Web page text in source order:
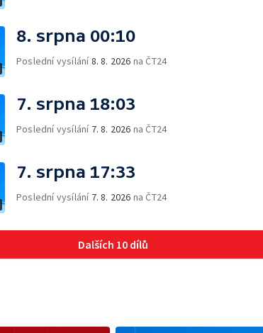
8. srpna 00:10
Poslední vysílání8. 8. 2026 na ČT24
7. srpna 18:03
Poslední vysílání 7. 8. 2026 na ČT24
7. srpna 17:33
Poslední vysílání 7. 8. 2026 na ČT24
Dalších 10 dílů